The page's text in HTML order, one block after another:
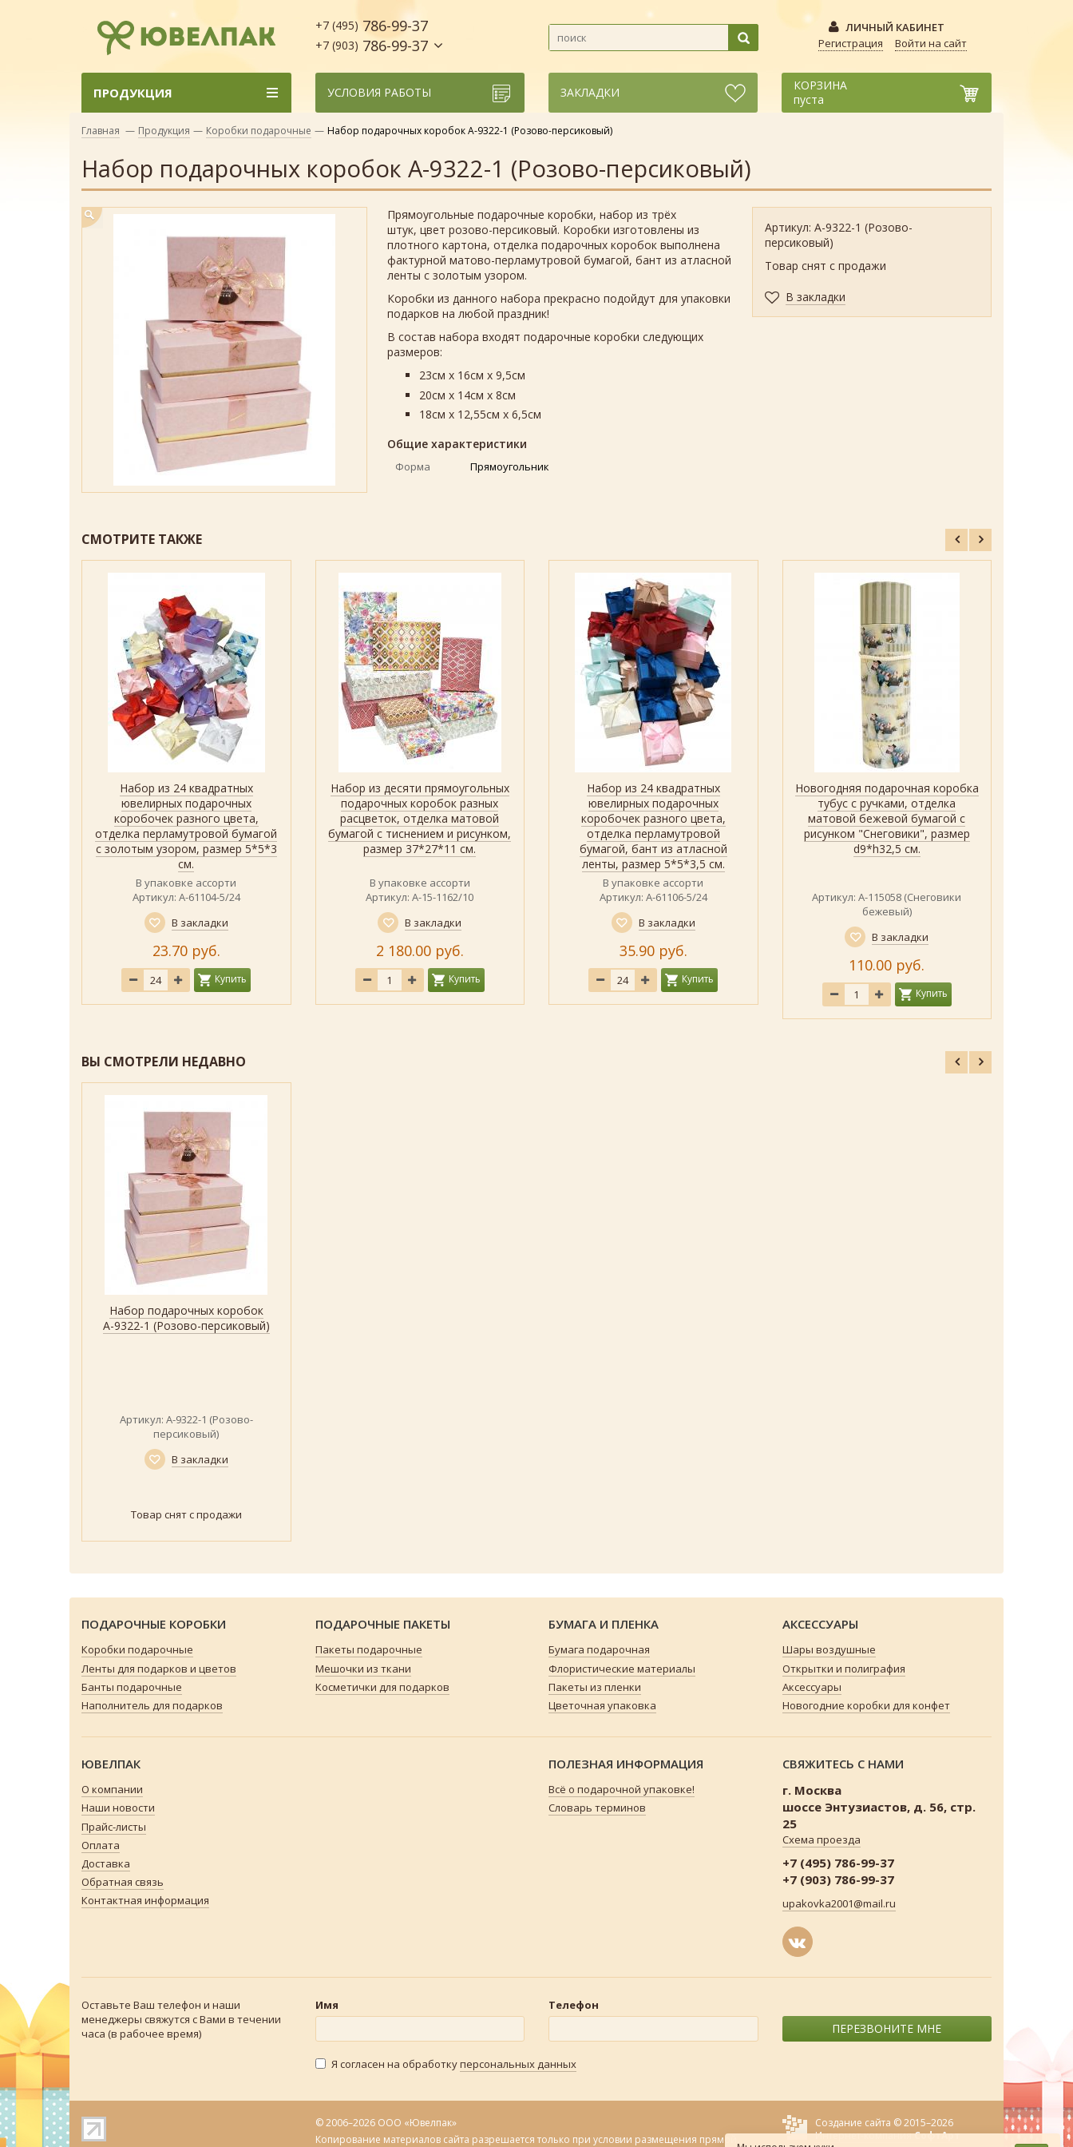
+7 (495) 786-99-37
+7 (903) 786-99-37
ЛИЧНЫЙ КАБИНЕТ
Регистрация
Войти на сайт
ПРОДУКЦИЯ УСЛОВИЯ РАБОТЫ ЗАКЛАДКИ
КОРЗИНА
пуста
Главная — Продукция — Коробки подарочные — Набор подарочных коробок А-9322-1 (Розово-персиковый)
Набор подарочных коробок А-9322-1 (Розово-персиковый)
Артикул: А-9322-1 (Розово-
персиковый)
Товар снят с продажи
В закладки
Прямоугольные подарочные коробки, набор из трёх
штук, цвет розово-персиковый. Коробки изготовлены из
плотного картона, отделка подарочных коробок выполнена
фактурной матово-перламутровой бумагой, бант из атласной
ленты с золотым узором.
Коробки из данного набора прекрасно подойдут для упаковки
подарков на любой праздник!
В состав набора входят подарочные коробки следующих
размеров:
23см х 16см х 9,5см
20см х 14см х 8см
18см х 12,55см х 6,5см
Общие характеристики
Форма Прямоугольник
СМОТРИТЕ ТАКЖЕ
Быстрый просмотр
Показать
Набор из 24 квадратных
ювелирных подарочных
коробочек разного цвета,
отделка перламутровой бумагой
с золотым узором, размер 5*5*3
см.
В упаковке ассорти
Артикул: А-61104-5/24
В закладки
23.70 руб.
Купить
Быстрый просмотр
Показать
Набор из десяти прямоугольных
подарочных коробок разных
расцветок, отделка матовой
бумагой с тиснением и рисунком,
размер 37*27*11 см.
В упаковке ассорти
Артикул: А-15-1162/10
В закладки
2 180.00 руб.
Купить
Быстрый просмотр
Показать
Набор из 24 квадратных
ювелирных подарочных
коробочек разного цвета,
отделка перламутровой
бумагой, бант из атласной
ленты, размер 5*5*3,5 см.
В упаковке ассорти
Артикул: А-61106-5/24
В закладки
35.90 руб.
Купить
Быстрый просмотр
Показать
Новогодняя подарочная коробка
тубус с ручками, отделка
матовой бежевой бумагой с
рисунком "Снеговики", размер
d9*h32,5 см.
Артикул: А-115058 (Снеговики
бежевый)
В закладки
110.00 руб.
Купить
ВЫ СМОТРЕЛИ НЕДАВНО
Быстрый просмотр
Показать
Набор подарочных коробок
А-9322-1 (Розово-персиковый)
Артикул: А-9322-1 (Розово-
персиковый)
В закладки
Товар снят с продажи
ПОДАРОЧНЫЕ КОРОБКИ
Коробки подарочные
Ленты для подарков и цветов
Банты подарочные
Наполнитель для подарков
ПОДАРОЧНЫЕ ПАКЕТЫ
Пакеты подарочные
Мешочки из ткани
Косметички для подарков
БУМАГА И ПЛЕНКА
Бумага подарочная
Флористические материалы
Пакеты из пленки
Цветочная упаковка
АКСЕССУАРЫ
Шары воздушные
Открытки и полиграфия
Аксессуары
Новогодние коробки для конфет
ЮВЕЛПАК
О компании
Наши новости
Прайс-листы
Оплата
Доставка
Обратная связь
Контактная информация
ПОЛЕЗНАЯ ИНФОРМАЦИЯ
Всё о подарочной упаковке!
Словарь терминов
СВЯЖИТЕСЬ С НАМИ
г. Москва
шоссе Энтузиастов, д. 56, стр.
25
Схема проезда
+7 (495) 786-99-37
+7 (903) 786-99-37
upakovka2001@mail.ru
Оставьте Ваш телефон и наши
менеджеры свяжутся с Вами в течении
часа (в рабочее время)
Имя Телефон
ПЕРЕЗВОНИТЕ МНЕ
Я согласен на обработкуперсональных данных
© 2006–2026 ООО «Ювелпак»
Копирование материалов сайта разрешается только при условии размещения прямой
Создание сайта © 2015–2026
Интернет-компанияСофтАрт